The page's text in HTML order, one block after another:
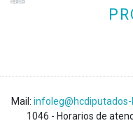
Mail: infoleg@hcdiputados-
1046 - Horarios de